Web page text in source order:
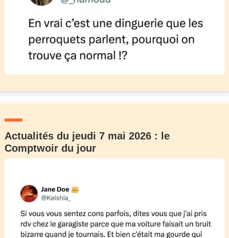
Actualités du jeudi 7 mai 2026 : le
Comptwoir du jour